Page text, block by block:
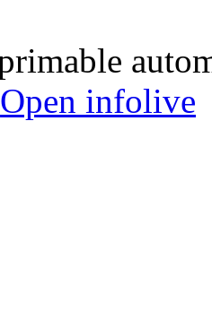
Open infolive